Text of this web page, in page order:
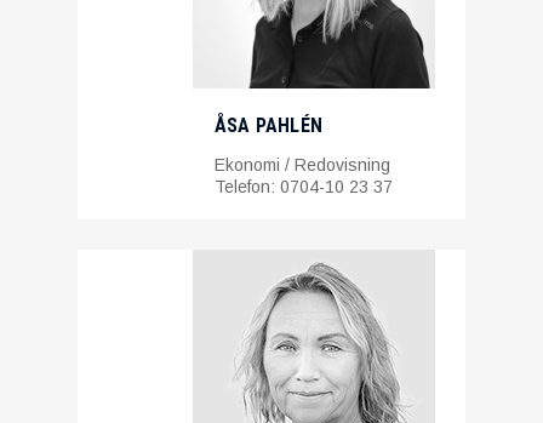
ÅSA PAHLÉN
Ekonomi / Redovisning
Telefon: 0704-10 23 37